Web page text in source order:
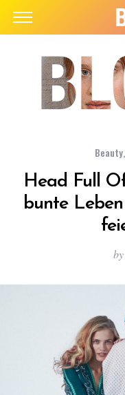
Beauty,
Head Full
bunte
by